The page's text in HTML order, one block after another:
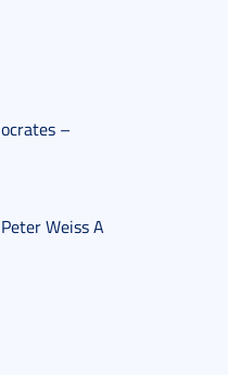
–
Weiss A